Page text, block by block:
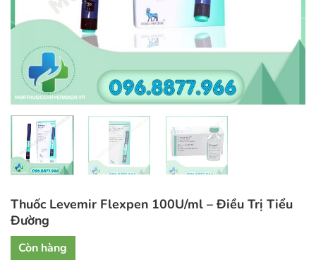
Thuốc Levemir Flexpen 100U/ml – Điều Trị Tiểu
Đường
Còn hàng